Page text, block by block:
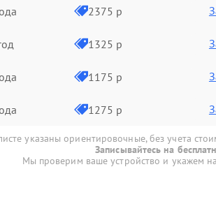
2375 р
1325 р
1175 р
1275 р
указаны ориентировочные, без учета
Записывайтесь на
Мы проверим ваше устройство и укажем